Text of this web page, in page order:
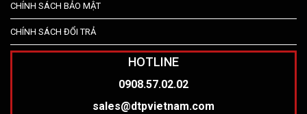
CHÍNH SÁCH BẢO MẬT
CHÍNH SÁCH ĐỔI TRẢ
HOTLINE
0908.57.02.02
sales@dtpvietnam.com